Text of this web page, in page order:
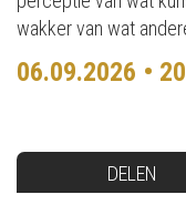
wakker van wat
06.09.2026 •
DELEN